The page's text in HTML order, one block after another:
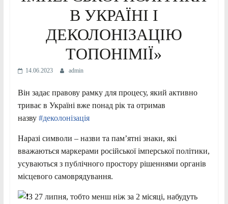
В УКРАЇНІ І
ДЕКОЛОНІЗАЦІЮ
ТОПОНІМІЇ»
14.06.2023 admin
Він задає правову рамку для процесу, який активно
триває в Україні вже понад рік та отримав
назву #деколонізація
Наразі символи – назви та памʼятні знаки, які
вважаються маркерами російської імперської політики,
усуваються з публічного простору рішеннями органів
місцевого самоврядування.
З 27 липня, тобто менш ніж за 2 місяці, набудуть